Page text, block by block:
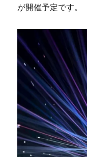
が開催予定です。